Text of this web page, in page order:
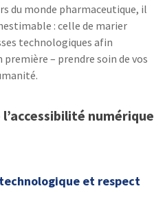
du monde pharmaceutique, il
: celle de marier
technologiques afin
– prendre soin de vos
numérique
et respect